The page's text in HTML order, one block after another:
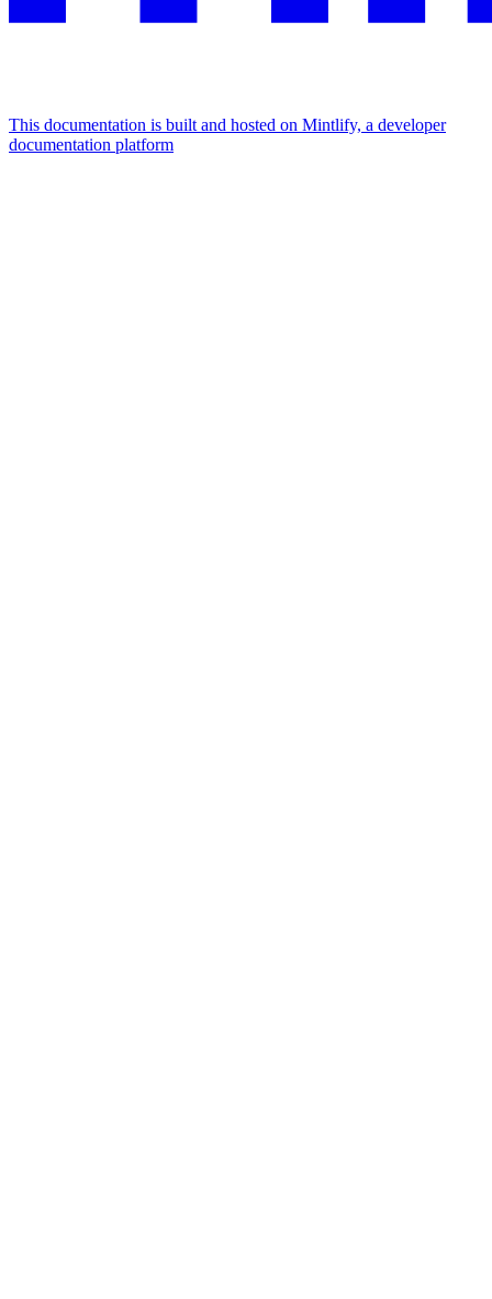
This documentation is built and hosted on Mintlify, a developer
documentation platform